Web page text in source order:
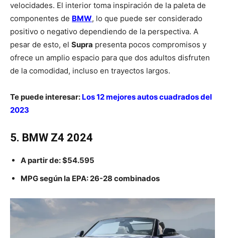
velocidades. El interior toma inspiración de la paleta de
componentes de BMW, lo que puede ser considerado
positivo o negativo dependiendo de la perspectiva. A
pesar de esto, el Supra presenta pocos compromisos y
ofrece un amplio espacio para que dos adultos disfruten
de la comodidad, incluso en trayectos largos.
Te puede interesar: Los 12 mejores autos cuadrados del
2023
5. BMW Z4 2024
A partir de:$54.595
MPG según la EPA:26-28 combinados